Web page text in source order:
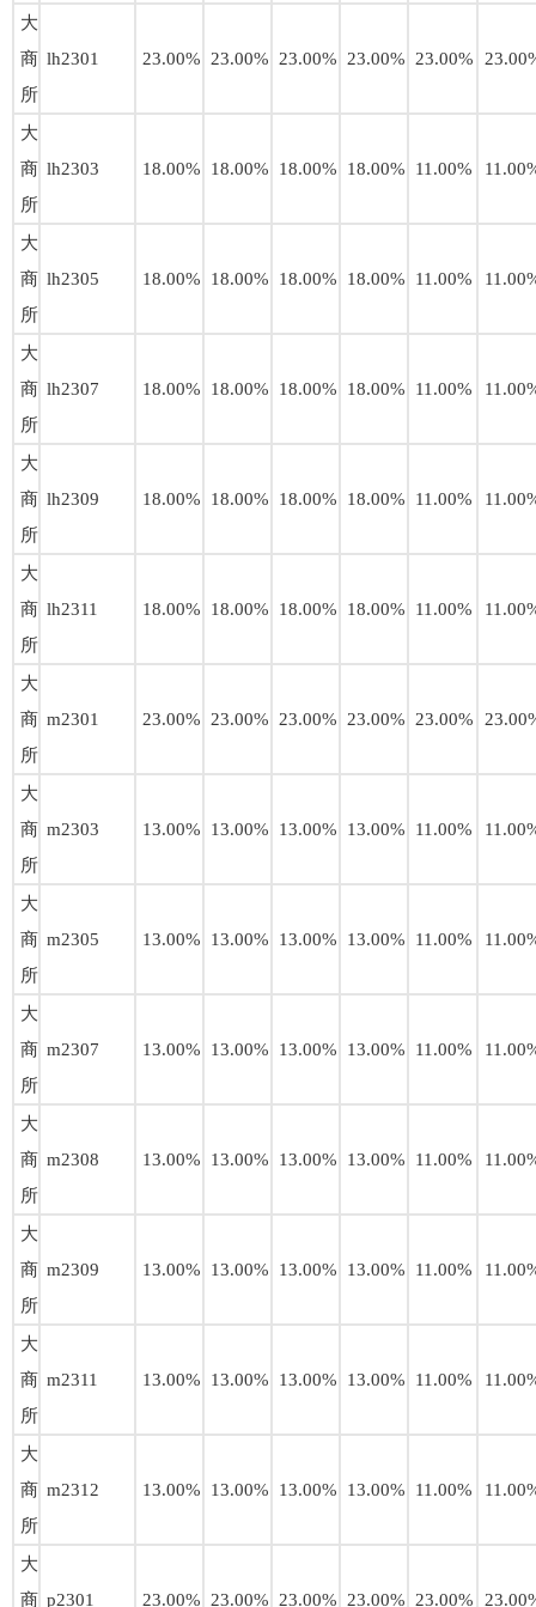
大
商
所
lh2301 23.00% 23.00% 23.00% 23.00% 23.00%
大
商
所
lh2303 18.00% 18.00% 18.00% 18.00% 11.00%
大
商
所
lh2305 18.00% 18.00% 18.00% 18.00% 11.00%
大
商
所
lh2307 18.00% 18.00% 18.00% 18.00% 11.00%
大
商
所
lh2309 18.00% 18.00% 18.00% 18.00% 11.00%
大
商
所
lh2311 18.00% 18.00% 18.00% 18.00% 11.00%
大
商
所
m2301 23.00% 23.00% 23.00% 23.00% 23.00%
大
商
所
m2303 13.00% 13.00% 13.00% 13.00% 11.00%
大
商
所
m2305 13.00% 13.00% 13.00% 13.00% 11.00%
大
商
所
m2307 13.00% 13.00% 13.00% 13.00% 11.00%
大
商
所
m2308 13.00% 13.00% 13.00% 13.00% 11.00%
大
商
所
m2309 13.00% 13.00% 13.00% 13.00% 11.00%
大
商
所
m2311 13.00% 13.00% 13.00% 13.00% 11.00%
大
商
所
m2312 13.00% 13.00% 13.00% 13.00% 11.00%
大
商 p2301 23.00% 23.00% 23.00% 23.00% 23.00%